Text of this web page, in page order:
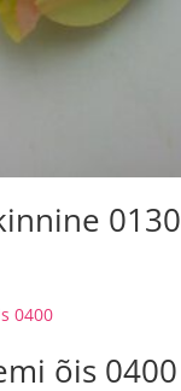
0130
õis 0400